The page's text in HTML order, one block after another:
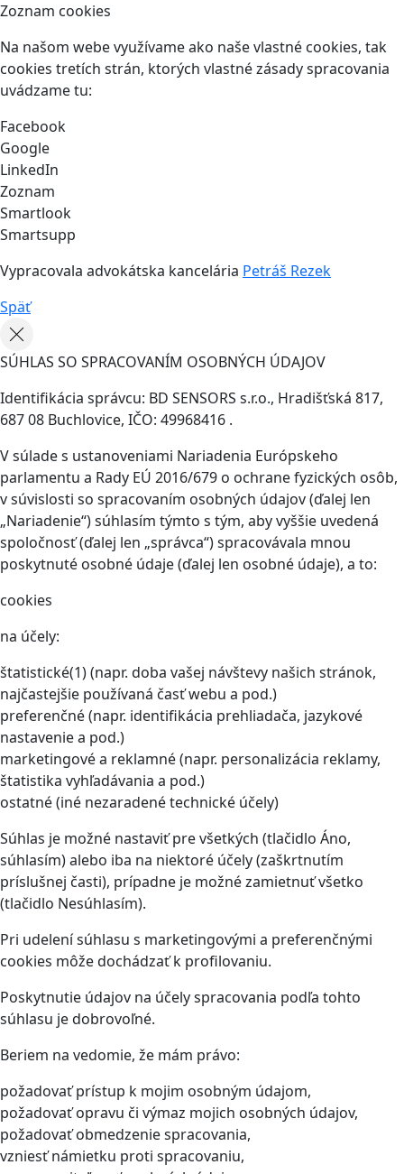
Zoznam cookies
Na našom webe využívame ako naše vlastné cookies, tak
cookies tretích strán, ktorých vlastné zásady spracovania
uvádzame tu:
Facebook
Google
LinkedIn
Zoznam
Smartlook
Smartsupp
Vypracovala advokátska kancelária Petráš Rezek
Späť
SÚHLAS SO SPRACOVANÍM OSOBNÝCH ÚDAJOV
Identifikácia správcu: BD SENSORS s.r.o., Hradišťská 817,
687 08 Buchlovice, IČO: 49968416 .
V súlade s ustanoveniami Nariadenia Európskeho
parlamentu a Rady EÚ 2016/679 o ochrane fyzických osôb,
v súvislosti so spracovaním osobných údajov (ďalej len
„Nariadenie“) súhlasím týmto s tým, aby vyššie uvedená
spoločnosť (ďalej len „správca“) spracovávala mnou
poskytnuté osobné údaje (ďalej len osobné údaje), a to:
cookies
na účely:
štatistické(1) (napr. doba vašej návštevy našich stránok,
najčastejšie používaná časť webu a pod.)
preferenčné (napr. identifikácia prehliadača, jazykové
nastavenie a pod.)
marketingové a reklamné (napr. personalizácia reklamy,
štatistika vyhľadávania a pod.)
ostatné (iné nezaradené technické účely)
Súhlas je možné nastaviť pre všetkých (tlačidlo Áno,
súhlasím) alebo iba na niektoré účely (zaškrtnutím
príslušnej časti), prípadne je možné zamietnuť všetko
(tlačidlo Nesúhlasím).
Pri udelení súhlasu s marketingovými a preferenčnými
cookies môže dochádzať k profilovaniu.
Poskytnutie údajov na účely spracovania podľa tohto
súhlasu je dobrovoľné.
Beriem na vedomie, že mám právo:
požadovať prístup k mojim osobným údajom,
požadovať opravu či výmaz mojich osobných údajov,
požadovať obmedzenie spracovania,
vzniesť námietku proti spracovaniu,